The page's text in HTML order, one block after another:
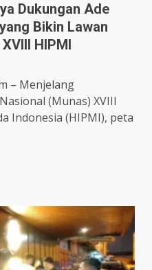
Dukungan Ade
Bikin Lawan
HIPMI
– Menjelang
(Munas) XVIII
Indonesia (HIPMI), peta